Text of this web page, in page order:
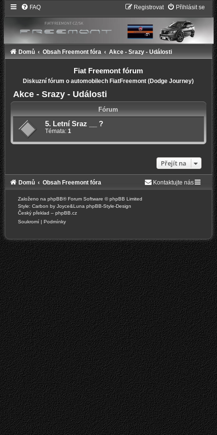
FAQ Přihlásit se
Registrovat
Domů Obsah Freemont fóra Akce - Srazy - Události
Fiat Freemont fórum
Diskuzní fórum o automobilech FiatFreemont (Dodge Journey)
Akce - Srazy - Události
Fórum
5. Letní Sraz __ ?
Témata: 1
Přejít na
Domů Obsah Freemont fóra Kontaktujte nás
Založeno na phpBB® Forum Software © phpBB Limited
Style: Carbon by Joyce&Luna phpBB-Style-Design
Český překlad – phpBB.cz
Soukromí | Podmínky